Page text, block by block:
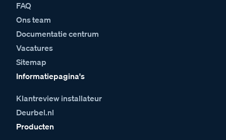
FAQ
Ons team
Documentatie centrum
Vacatures
Sitemap
Informatiepagina's
Klantreview installateur
Deurbel.nl
Producten